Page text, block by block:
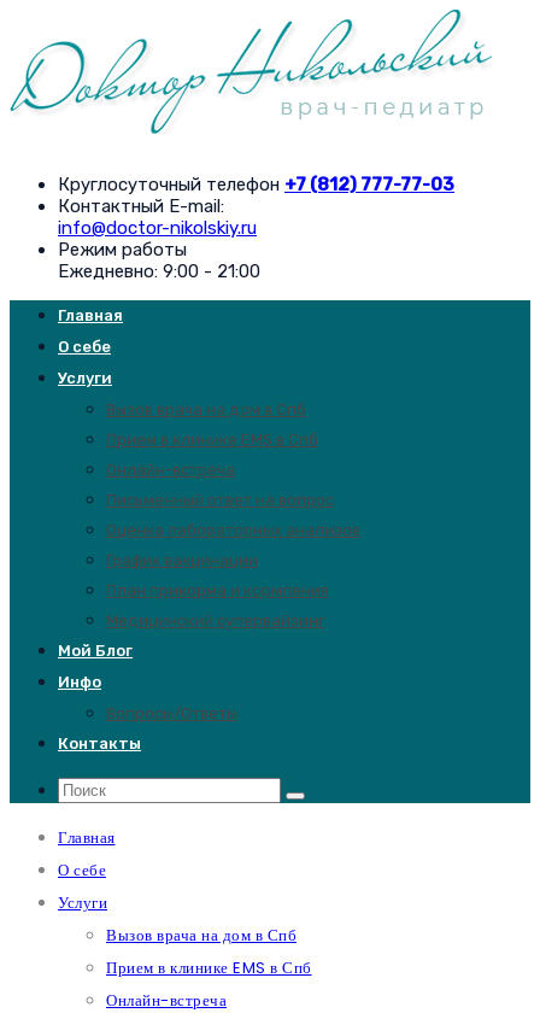
Круглосуточный телефон +7 (812) 777-77-03
Контактный E-mail:
info@doctor-nikolskiy.ru
Режим работы
Ежедневно: 9:00 - 21:00
Главная
О себе
Услуги
Вызов врача на дом в Спб
Прием в клинике EMS в Спб
Онлайн-встреча
Письменный ответ на вопрос
Оценка лабораторных анализов
График вакцинации
План прикорма и кормления
Медицинский супервайзинг
Мой Блог
Инфо
Вопросы/Ответы
Контакты
Главная
О себе
Услуги
Вызов врача на дом в Спб
Прием в клинике EMS в Спб
Онлайн-встреча